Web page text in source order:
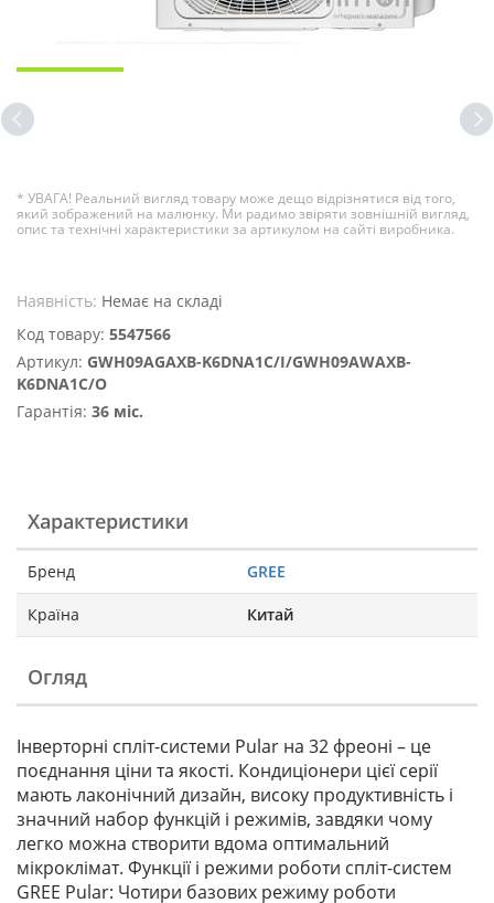
* УВАГА! Реальний вигляд товару може дещо відрізнятися від того,
який зображений на малюнку. Ми радимо звіряти зовнішній вигляд,
опис та технічні характеристики за артикулом на сайті виробника.
Наявність: Немає на складі
Код товару: 5547566
Артикул: GWH09AGAXB-K6DNA1C/I/GWH09AWAXB-
K6DNA1C/O
Гарантія: 36 міс.
Характеристики
Бренд GREE
Країна Китай
Огляд
Інверторні спліт-системи Pular на 32 фреоні – це
поєднання ціни та якості. Кондиціонери цієї серії
мають лаконічний дизайн, високу продуктивність і
значний набор функцій і режимів, завдяки чому
легко можна створити вдома оптимальний
мікроклімат. Функції і режими роботи спліт-систем
GREE Pular: Чотири базових режиму роботи